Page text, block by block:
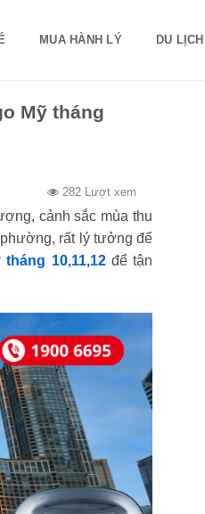
MUA HÀNH LÝ DU LỊCH
Mỹ tháng
282 Lượt xem
cảnh sắc mùa thu
phường, rất lý tưởng để
10,11,12để tận